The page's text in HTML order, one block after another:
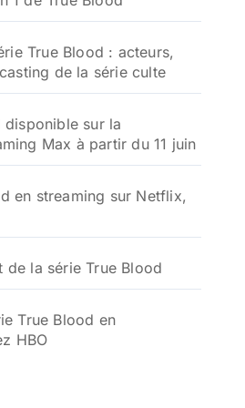
True Blood : acteurs,
de la série culte
disponible sur la
Max à partir du 11 juin
en streaming sur Netflix,
de la série True Blood
True Blood en
HBO